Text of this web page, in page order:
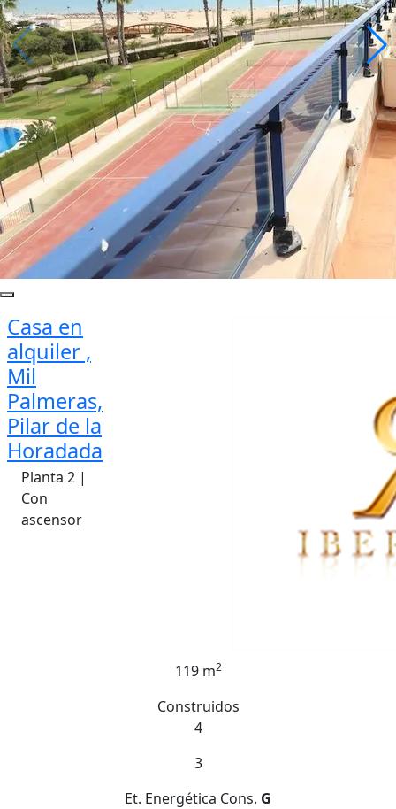
Casa en
alquiler ,
Mil
Palmeras,
Pilar de la
Horadada
Planta 2 |
Con
ascensor
119 m2
Construidos
4
3
Et. Energética Cons. G